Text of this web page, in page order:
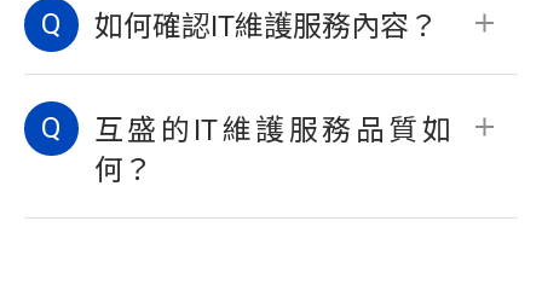
行IT維護管理。待確定合作後，我們提供
Q 如何確認IT維護服務內容？
了解貴公司的IT維護管理需求並於一周
內，提供維護管理規劃建議書與報價。
Q
互盛的IT維護服務品質如
何？